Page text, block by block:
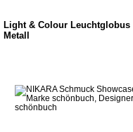
Light & Colour Leuchtglobus
Metall